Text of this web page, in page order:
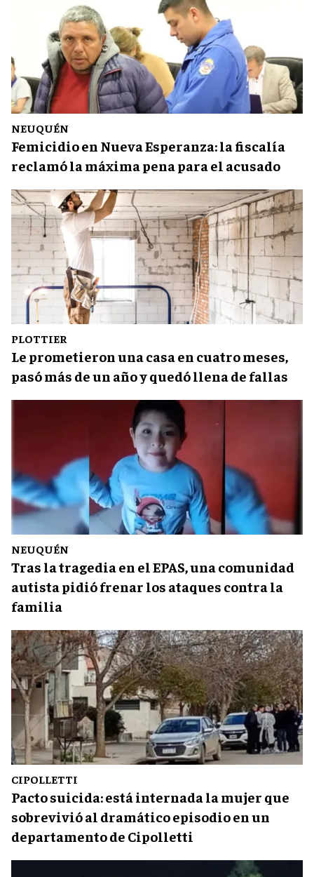
NEUQUÉN
Femicidio en Nueva Esperanza: la fiscalía
reclamó la máxima pena para el acusado
PLOTTIER
Le prometieron una casa en cuatro meses,
pasó más de un año y quedó llena de fallas
NEUQUÉN
Tras la tragedia en el EPAS, una comunidad
autista pidió frenar los ataques contra la
familia
CIPOLLETTI
Pacto suicida: está internada la mujer que
sobrevivió al dramático episodio en un
departamento de Cipolletti